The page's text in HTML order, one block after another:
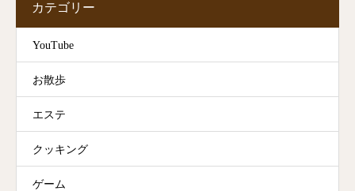
カテゴリー
YouTube
お散歩
エステ
クッキング
ゲーム